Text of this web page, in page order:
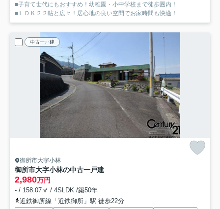
■子育て世代にもおすすめ！幼稚園・小中学校まで徒歩圏内！
■ＬＤＫ２２帖と広々！居心地の良い空間でお家時間も快適！
中古一戸建
御所市大字小林
御所市大字小林の中古一戸建
2,980万円
- / 158.07㎡ / 4SLDK /築50年
近鉄御所線「近鉄御所」駅 徒歩22分